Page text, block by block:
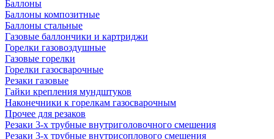
Баллоны
Баллоны композитные
Баллоны стальные
Газовые баллончики и картриджи
Горелки газовоздушные
Газовые горелки
Горелки газосварочные
Резаки газовые
Гайки крепления мундштуков
Наконечники к горелкам газосварочным
Прочее для резаков
Резаки 3-х трубные внутриголовочного смешения
Резаки 3-х трубные внутрисоплового смешения